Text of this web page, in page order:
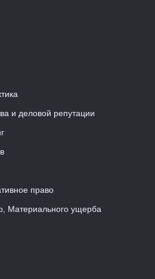
и деловой репутации
право
Материального ущерба